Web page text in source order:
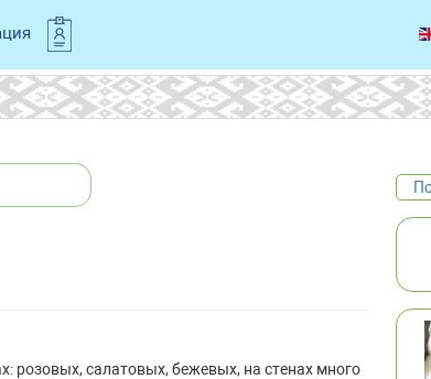
розовых, салатовых, бежевых, на стенах много